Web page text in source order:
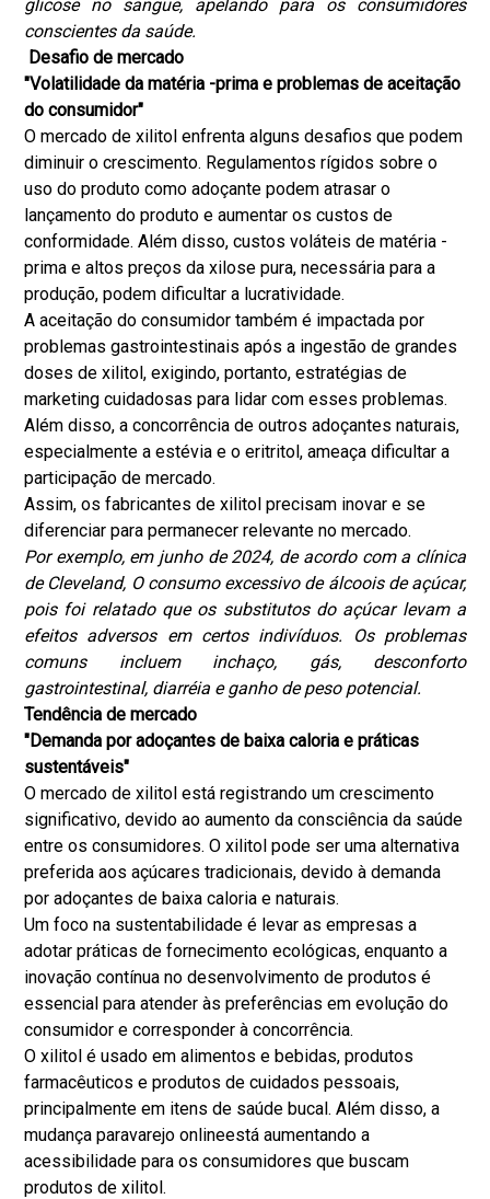
glicose no sangue, apelando para os consumidores
conscientes da saúde.
Desafio de mercado
"Volatilidade da matéria -prima e problemas de aceitação
do consumidor"
O mercado de xilitol enfrenta alguns desafios que podem
diminuir o crescimento. Regulamentos rígidos sobre o
uso do produto como adoçante podem atrasar o
lançamento do produto e aumentar os custos de
conformidade. Além disso, custos voláteis de matéria -
prima e altos preços da xilose pura, necessária para a
produção, podem dificultar a lucratividade.
A aceitação do consumidor também é impactada por
problemas gastrointestinais após a ingestão de grandes
doses de xilitol, exigindo, portanto, estratégias de
marketing cuidadosas para lidar com esses problemas.
Além disso, a concorrência de outros adoçantes naturais,
especialmente a estévia e o eritritol, ameaça dificultar a
participação de mercado.
Assim, os fabricantes de xilitol precisam inovar e se
diferenciar para permanecer relevante no mercado.
Por exemplo, em junho de 2024, de acordo com a clínica
de Cleveland, O consumo excessivo de álcoois de açúcar,
pois foi relatado que os substitutos do açúcar levam a
efeitos adversos em certos indivíduos. Os problemas
comuns incluem inchaço, gás, desconforto
gastrointestinal, diarréia e ganho de peso potencial.
Tendência de mercado
"Demanda por adoçantes de baixa caloria e práticas
sustentáveis"
O mercado de xilitol está registrando um crescimento
significativo, devido ao aumento da consciência da saúde
entre os consumidores. O xilitol pode ser uma alternativa
preferida aos açúcares tradicionais, devido à demanda
por adoçantes de baixa caloria e naturais.
Um foco na sustentabilidade é levar as empresas a
adotar práticas de fornecimento ecológicas, enquanto a
inovação contínua no desenvolvimento de produtos é
essencial para atender às preferências em evolução do
consumidor e corresponder à concorrência.
O xilitol é usado em alimentos e bebidas, produtos
farmacêuticos e produtos de cuidados pessoais,
principalmente em itens de saúde bucal. Além disso, a
mudança paravarejo onlineestá aumentando a
acessibilidade para os consumidores que buscam
produtos de xilitol.